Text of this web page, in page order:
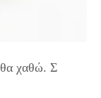
χαθώ. Σ